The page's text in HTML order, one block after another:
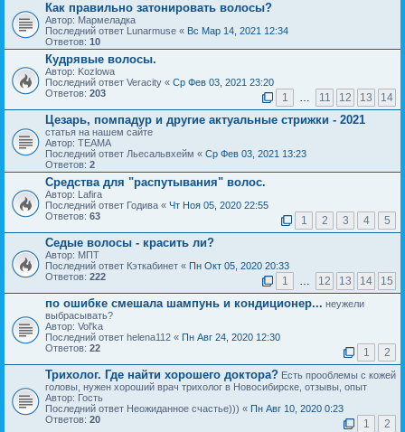
Как правильно затонировать волосы?
Автор: Мармеладка
Последний ответ Lunarmuse « Вс Мар 14, 2021 12:34
Ответов: 10
Кудрявые волосы.
Автор: Kozlowa
Последний ответ Veracity « Ср Фев 03, 2021 23:20
Ответов: 203 1 … 11 12 13 14
Цезарь, помпадур и другие актуальные стрижки - 2021
статья на нашем сайте
Автор: ТЕАМА
Последний ответ Льесальвхейм « Ср Фев 03, 2021 13:23
Ответов: 2
Средства для "распутывания" волос.
Автор: Lafira
Последний ответ Годива « Чт Ноя 05, 2020 22:55
Ответов: 63 1 2 3 4 5
Седые волосы - красить ли?
Автор: МПТ
Последний ответ Кэткабинет « Пн Окт 05, 2020 20:33
Ответов: 222 1 … 12 13 14 15
по ошибке смешала шампунь и кондиционер... неужели
выбрасывать?
Автор: Vol'ka
Последний ответ helena112 « Пн Авг 24, 2020 12:30
Ответов: 22 1 2
Трихолог. Где найти хорошего доктора? Есть прооблемы с кожей
головы, нужен хороший врач трихолог в Новосибирске, отзывы, опыт
Автор: Гость
Последний ответ Неожиданное счастье))) « Пн Авг 10, 2020 0:23
Ответов: 20 1 2